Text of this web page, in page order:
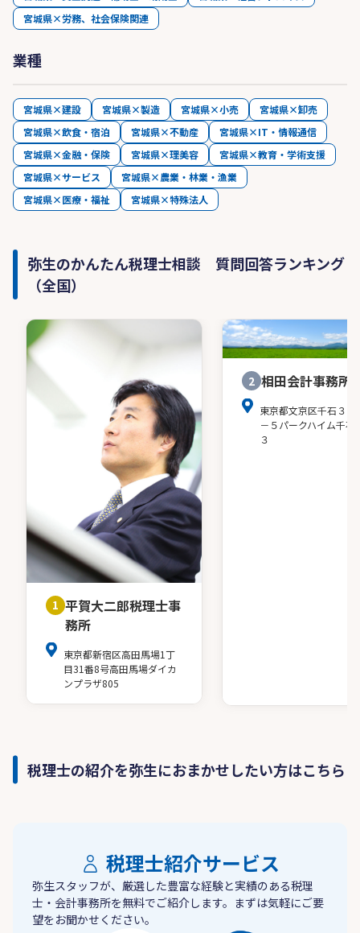
宮城県×労務、社会保険関連
業種
宮城県×建設 宮城県×製造 宮城県×小売
宮城県×卸売
宮城県×飲食・宿泊
宮城県×不動産
宮城県×IT・情報通信
宮城県×金融・保険
宮城県×理美容
宮城県×教育・学術支援
宮城県×サービス
宮城県×農業・林業・漁業
宮城県×医療・福祉
宮城県×特殊法人
弥生のかんたん税理士相談 質問回答ランキング
（全国）
1 平賀大二郎税理士事
務所
東京都新宿区高田馬場1丁
目31番8号高田馬場ダイカ
ンプラザ805
2 相田会計事務所
東京都文京区千石３－
－５パークハイム千石
３
税理士の紹介を弥生におまかせしたい方はこちら
税理士紹介サービス
弥生スタッフが、厳選した豊富な経験と実績のある税理
士・会計事務所を無料でご紹介します。まずは気軽にご要
望をお聞かせください。